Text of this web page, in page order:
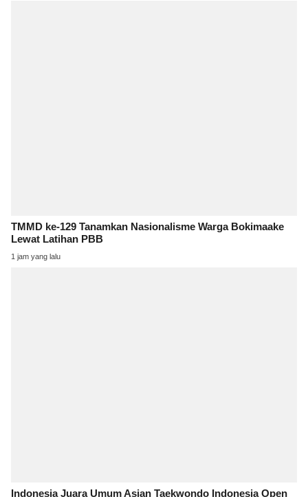
TMMD ke-129 Tanamkan Nasionalisme Warga Bokimaake
Lewat Latihan PBB
1 jam yang lalu
Indonesia Juara Umum Asian Taekwondo Indonesia Open